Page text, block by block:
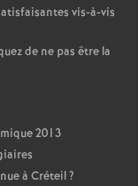
vis-à-vis
de ne pas être la
2013
à Créteil?